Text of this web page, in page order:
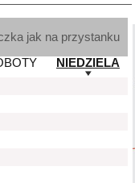
jak na przystanku
NIEDZIELA